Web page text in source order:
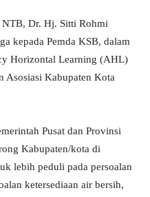
Dr. Hj. Sitti Rohmi
kepada Pemda KSB, dalam
Horizontal Learning (AHL)
Asosiasi Kabupaten Kota
Pusat dan Provinsi
Kabupaten/kota di
lebih peduli pada persoalan
ketersediaan air bersih,